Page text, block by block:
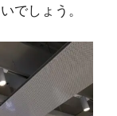
でしょう。